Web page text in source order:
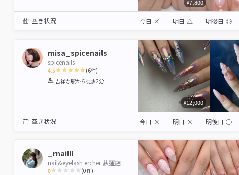
¥7,800
空き状況 今日 × 明日 △ 明後日 ◎
misa_spicenails
spicenails
4.5
1 2 3 4 5
(6件)
吉祥寺駅から徒歩2分
¥12,000
空き状況 今日 × 明日 × 明後日 ◯
_rnailll
nail&eyelash ercher 荻窪店
0 (0件)